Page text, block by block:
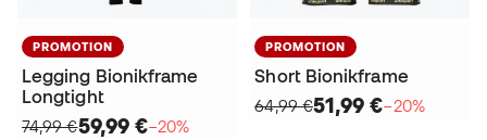
PROMOTION
Legging Bionikframe
Longtight
74,99 €59,99 €−20%
PROMOTION
Short Bionikframe
64,99 €51,99 €−20%